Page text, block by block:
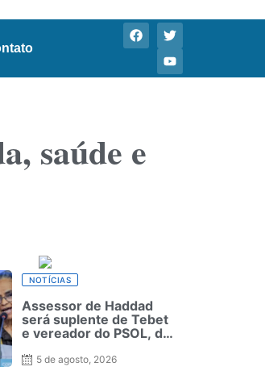
saúde e
NOTÍCIAS
Assessor de Haddad
será suplente de Tebet
e vereador do PSOL, de
5 de agosto, 2026